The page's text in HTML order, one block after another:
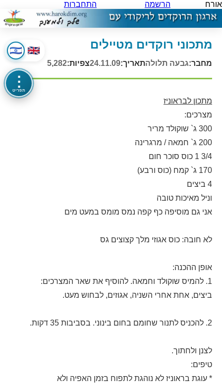
אורח הרשמה התחברות
⋮
תפריט
מתכוני רוקדים מטיילים
מחבר:גבעה תלולהתאריך:24.11.09צפיות:5,282
מתכון לבראוניז
מצרכים:
300 ג` שוקולד מריר
200 ג` חמאה / מרגרינה
3/4 1 כוס סוכר חום
170 ג` קמח (כוס ורבע)
4 ביצים
וניל מאיכות טובה
אני גם מוסיפה כף קפה נמס מומס במעט מים
לא חובה: כוס אגוזי מלך קצוצים גס
אופן ההכנה:
1. להמיס שוקולד וחמאה. להוסיף את שאר המצרכים:
ביצים, אחת אחרי השניה, אגוזים, לבחוש מעט.
2. להכניס לתנור שחומם בחום בינוני. בסביבות 35 דקות.
לצנן ולחתוך.
טיפים:
* עוגת בראוניז לא נוהגת לתפוח בזמן האפיה ולא